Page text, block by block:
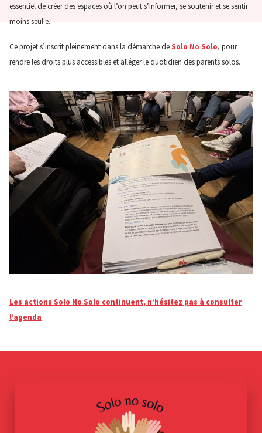
essentiel de créer des espaces où l’on peut s’informer, se soutenir et se sentir
moins seul·e.
Ce projet s’inscrit pleinement dans la démarche de Solo No Solo, pour
rendre les droits plus accessibles et alléger le quotidien des parents solos.
Les actions Solo No Solo continuent, n’hésitez pas à consulter
l’agenda